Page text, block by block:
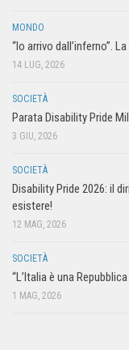
MONDO
“Io arrivo dall’inferno”.
14 LUG, 2026
SOCIETÀ
Parata Disability Pride
3 GIU, 2026
SOCIETÀ
Disability Pride 2026: il
esistere!
12 MAG, 2026
SOCIETÀ
“L’Italia è una
1 MAG, 2026